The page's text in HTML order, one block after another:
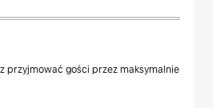
przyjmować gości przez maksymalnie